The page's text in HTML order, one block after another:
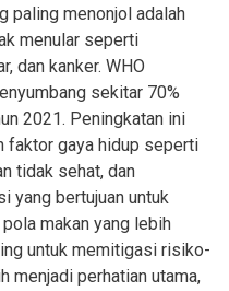
paling menonjol adalah
menular seperti
dan kanker. WHO
sekitar 70%
2021. Peningkatan ini
faktor gaya hidup seperti
tidak sehat, dan
yang bertujuan untuk
makan yang lebih
untuk memitigasi risiko-
menjadi perhatian utama,